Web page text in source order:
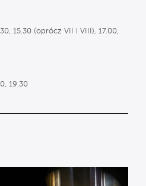
15.30 (oprócz VII i VIII), 17.00,
19.30